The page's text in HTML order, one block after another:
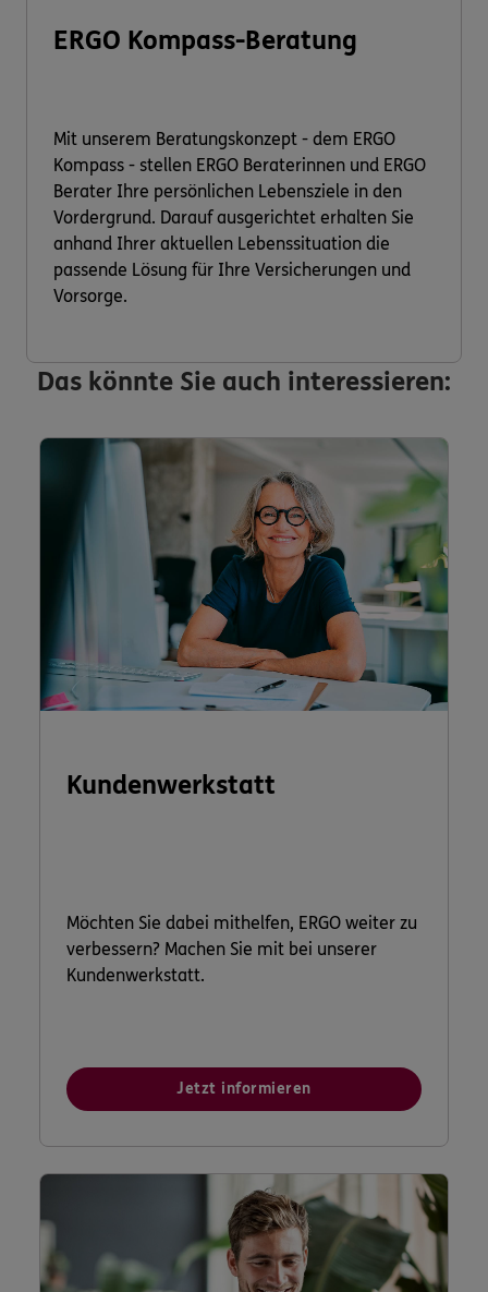
ERGO Kompass-Beratung
Mit unserem Beratungskonzept - dem ERGO
Kompass - stellen ERGO Beraterinnen und ERGO
Berater Ihre persönlichen Lebensziele in den
Vordergrund. Darauf ausgerichtet erhalten Sie
anhand Ihrer aktuellen Lebenssituation die
passende Lösung für Ihre Versicherungen und
Vorsorge.
Das könnte Sie auch interessieren:
Kundenwerkstatt
Möchten Sie dabei mithelfen, ERGO weiter zu
verbessern? Machen Sie mit bei unserer
Kundenwerkstatt.
Jetzt informieren